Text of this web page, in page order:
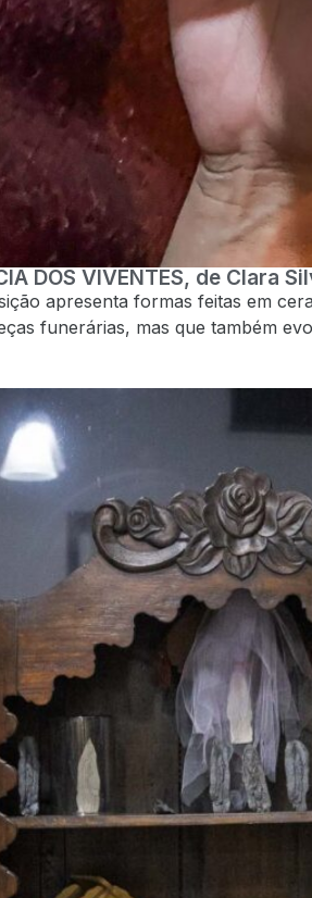
DOS VIVENTES, de Clara
apresenta formas feitas em
funerárias, mas que também